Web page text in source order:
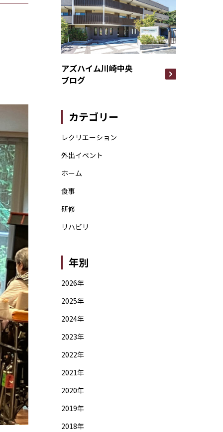
アズハイム川崎中央
ブログ
カテゴリー
レクリエーション
外出イベント
ホーム
食事
研修
リハビリ
年別
2026年
2025年
2024年
2023年
2022年
2021年
2020年
2019年
2018年